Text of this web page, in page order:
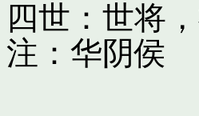
四世：世将
注：华阴侯